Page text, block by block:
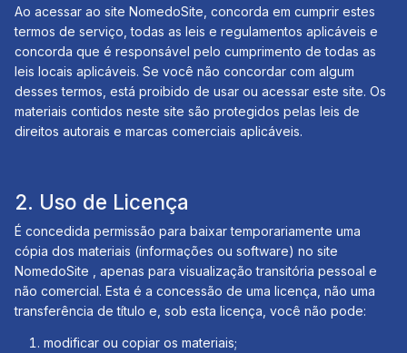
Ao acessar ao site NomedoSite, concorda em cumprir estes
termos de serviço, todas as leis e regulamentos aplicáveis ​​e
concorda que é responsável pelo cumprimento de todas as
leis locais aplicáveis. Se você não concordar com algum
desses termos, está proibido de usar ou acessar este site. Os
materiais contidos neste site são protegidos pelas leis de
direitos autorais e marcas comerciais aplicáveis.
2. Uso de Licença
É concedida permissão para baixar temporariamente uma
cópia dos materiais (informações ou software) no site
NomedoSite , apenas para visualização transitória pessoal e
não comercial. Esta é a concessão de uma licença, não uma
transferência de título e, sob esta licença, você não pode:
modificar ou copiar os materiais;